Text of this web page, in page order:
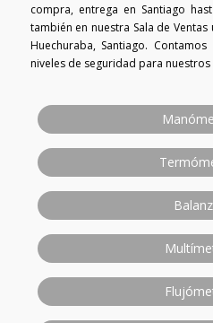
compra, entrega en Santiago
también en nuestra Sala de
Huechuraba, Santiago.
niveles de seguridad para nuestros